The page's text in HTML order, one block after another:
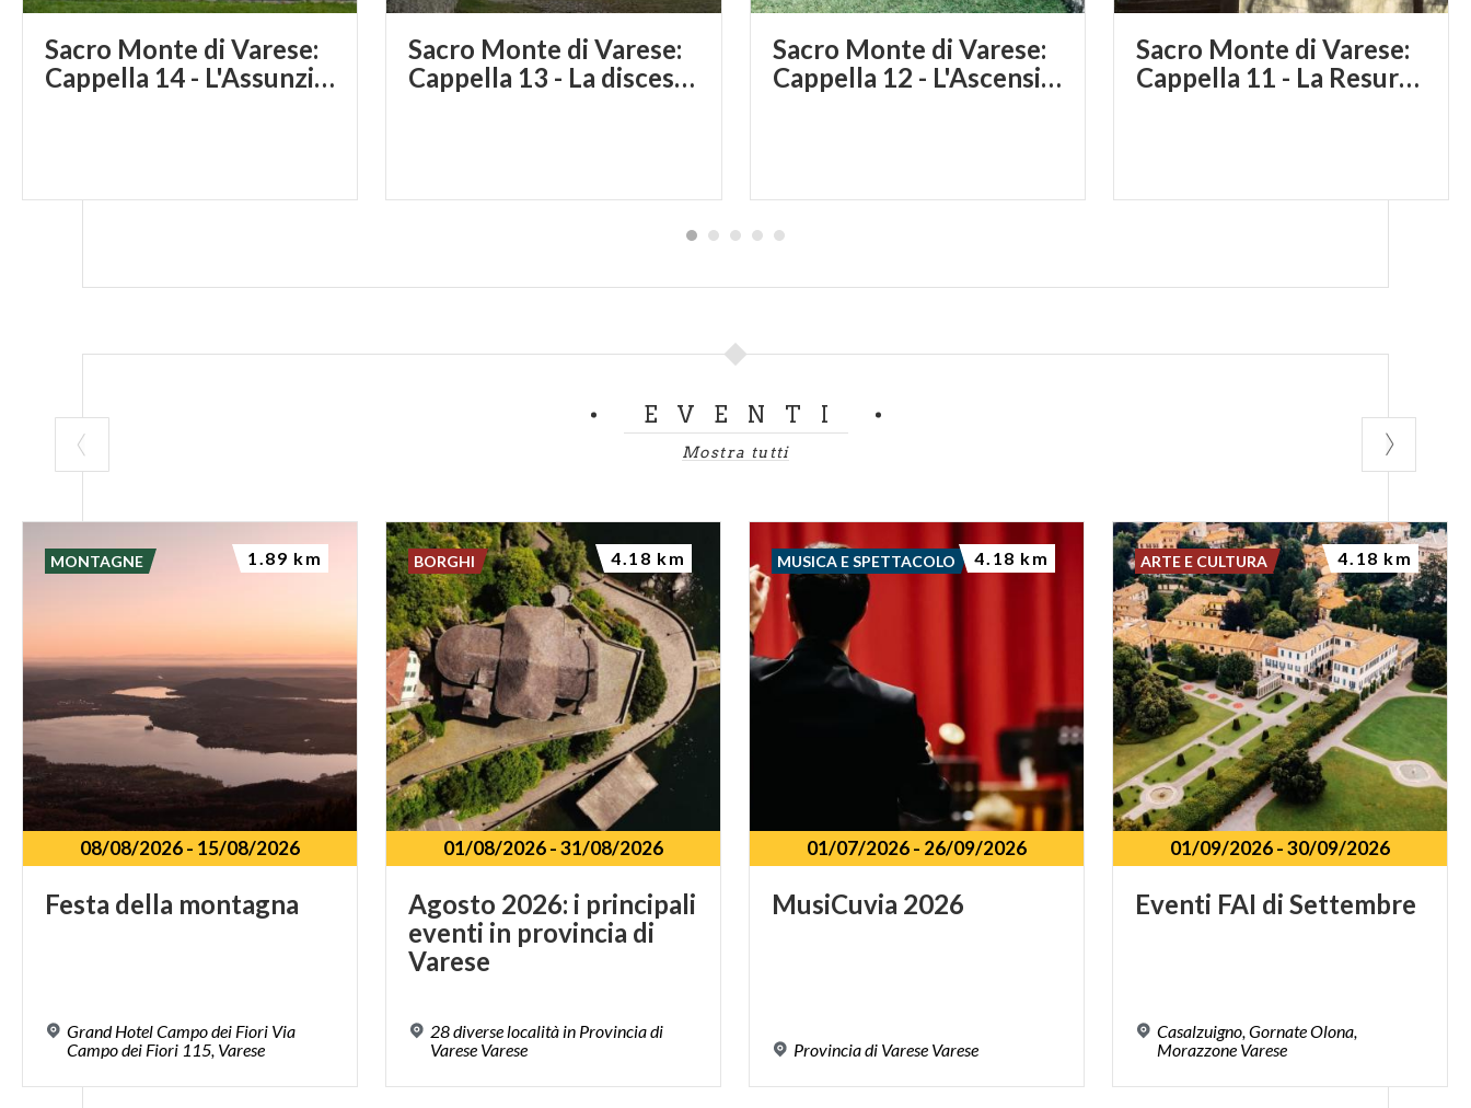
Sacro Monte di Varese:
Cappella 14 - L'Assunzione di Maria
Sacro Monte di Varese:
Cappella 13 - La discesa dello Spirito Santo
Sacro Monte di Varese:
Cappella 12 - L'Ascensione di Cristo
Sacro Monte di Varese:
Cappella 11 - La Resurrezione
EVENTI
Mostra tutti
08/08/2026- 15/08/2026
Festa della montagna
Grand Hotel Campo dei Fiori Via
Campo dei Fiori 115, Varese
MONTAGNE 1.89 km
01/08/2026-31/08/2026
Agosto 2026: i principali
eventi in provincia di
Varese
28 diverse località in Provincia di
Varese Varese
BORGHI 4.18 km
01/07/2026- 26/09/2026
MusiCuvia 2026
Provinciadi Varese Varese
MUSICA E SPETTACOLO 4.18 km
01/09/2026-30/09/2026
Eventi FAI di Settembre
Casalzuigno, Gornate Olona,
Morazzone Varese
ARTE E CULTURA 4.18 km